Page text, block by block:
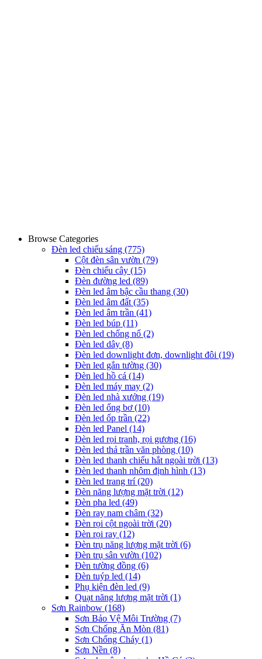
Browse Categories
Đèn led chiếu sáng (775)
Cột đèn sân vườn (79)
Đèn chiếu cây (15)
Đèn đường led (89)
Đèn led âm bậc cầu thang (30)
Đèn led âm đất(35)
Đèn led âm trần (41)
Đèn led búp (11)
Đèn led chống nổ (2)
Đèn led dây (8)
Đèn led downlight đơn, downlight đôi (19)
Đèn led gắn tường (30)
Đèn led hồ cá (14)
Đèn led máy may (2)
Đèn led nhà xưởng (19)
Đèn led ống bơ(10)
Đèn led ốp trần (22)
Đèn led Panel (14)
Đèn led rọi tranh, rọi gương (16)
Đèn led thả trần văn phòng (10)
Đèn led thanh chiếu hắt ngoài trời (13)
Đèn led thanh nhôm định hình (13)
Đèn led trang trí(20)
Đèn năng lượng mặt trời (12)
Đèn pha led (49)
Đèn ray nam châm (32)
Đèn rọi cột ngoài trời (20)
Đèn rọi ray (12)
Đèn trụ năng lượng mặt trời (6)
Đèn trụ sân vườn (102)
Đèn tường đồng (6)
Đèn tuýp led (14)
Phụ kiện đèn led (9)
Quạt năng lượng mặt trời (1)
Sơn Rainbow (168)
Sơn Bảo Vệ Môi Trường (7)
Sơn Chống Ăn Mòn (81)
Sơn Chống Cháy (1)
Sơn Nền (8)